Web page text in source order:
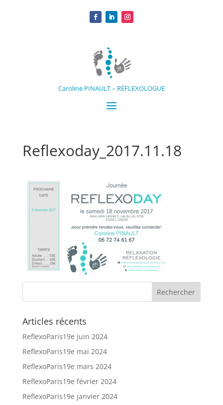
Caroline PINAULT – RÉFLEXOLOGUE
Reflexoday_2017.11.18
Articles récents
ReflexoParis19e juin 2024
ReflexoParis19e mai 2024
ReflexoParis19e mars 2024
ReflexoParis19e février 2024
ReflexoParis19e janvier 2024